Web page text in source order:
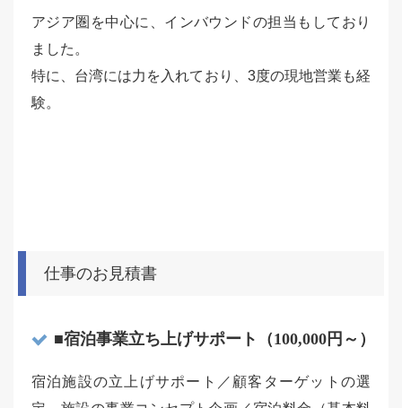
アジア圏を中心に、インバウンドの担当もしており
ました。
特に、台湾には力を入れており、3度の現地営業も経
験。
仕事のお見積書
■宿泊事業立ち上げサポート（100,000円～）
宿泊施設の立上げサポート／顧客ターゲットの選